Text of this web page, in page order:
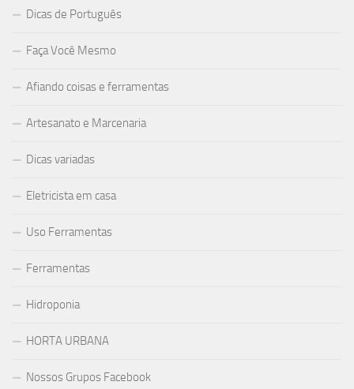
Dicas de Português
Faça Você Mesmo
Afiando coisas e ferramentas
Artesanato e Marcenaria
Dicas variadas
Eletricista em casa
Uso Ferramentas
Ferramentas
Hidroponia
HORTA URBANA
Nossos Grupos Facebook